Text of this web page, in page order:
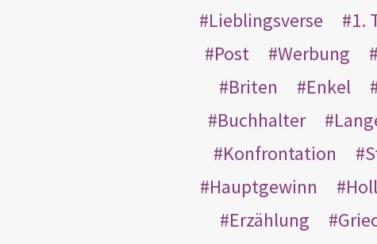
Lieblingsverse
1.
Post
Werbung
Briten
Enkel
Buchhalter
Konfrontation
Hauptgewinn
Erzählung